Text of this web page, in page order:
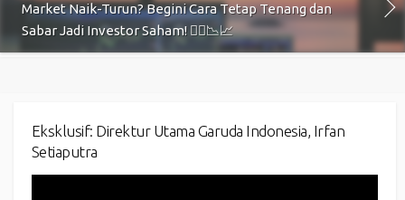
Market Naik-Turun? Begini Cara Tetap Tenang dan
Sabar Jadi Investor Saham! 🧘‍♂️📉📈
Eksklusif: Direktur Utama Garuda Indonesia, Irfan
Setiaputra